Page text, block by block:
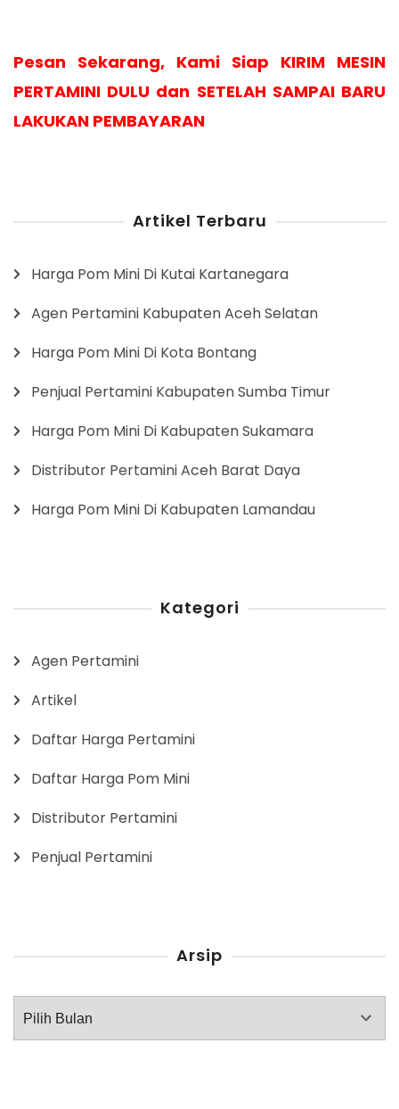
Pesan Sekarang, Kami Siap KIRIM MESIN
PERTAMINI DULU dan SETELAH SAMPAI BARU
LAKUKAN PEMBAYARAN
Artikel Terbaru
Harga Pom Mini Di Kutai Kartanegara
Agen Pertamini Kabupaten Aceh Selatan
Harga Pom Mini Di Kota Bontang
Penjual Pertamini Kabupaten Sumba Timur
Harga Pom Mini Di Kabupaten Sukamara
Distributor Pertamini Aceh Barat Daya
Harga Pom Mini Di Kabupaten Lamandau
Kategori
Agen Pertamini
Artikel
Daftar Harga Pertamini
Daftar Harga Pom Mini
Distributor Pertamini
Penjual Pertamini
Arsip
Arsip